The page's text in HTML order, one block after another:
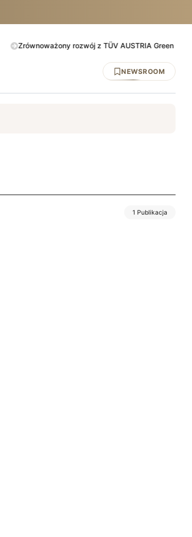
Zrównoważony rozwój z TÜV AUSTRIA Green Action.
NEWSROOM
1 Publikacja